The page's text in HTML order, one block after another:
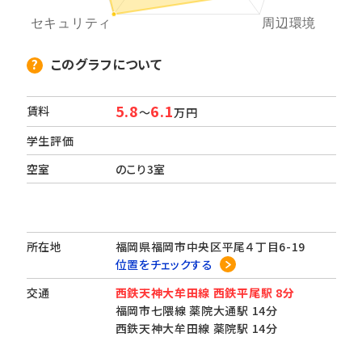
このグラフについて
賃料 5.8～6.1万円
学生評価
空室
のこり3室
所在地
福岡県福岡市中央区平尾４丁目6-19
位置をチェックする
交通
西鉄天神大牟田線 西鉄平尾駅 8分
福岡市七隈線 薬院大通駅 14分
西鉄天神大牟田線 薬院駅 14分